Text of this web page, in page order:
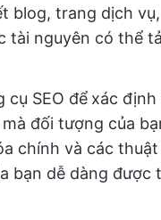
blog, trang dịch
tài nguyên có thể
cụ SEO để xác định
đối tượng của
chính và các
bạn dễ dàng